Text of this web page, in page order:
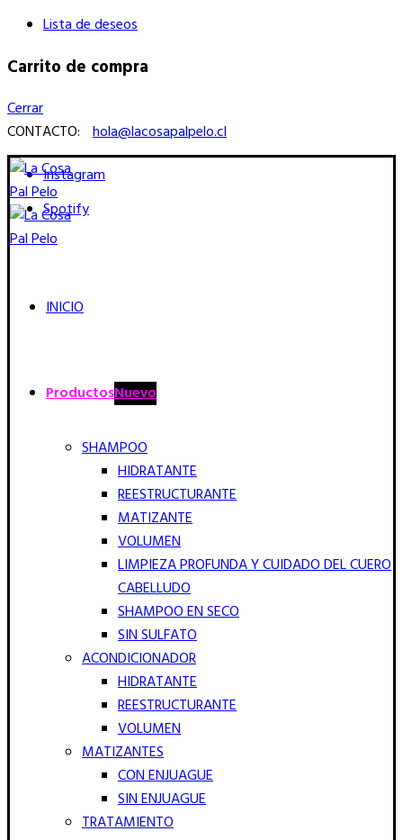
Lista de deseos
Carrito de compra
Cerrar
CONTACTO: hola@lacosapalpelo.cl
Instagram
Spotify
INICIO
ProductosNuevo
SHAMPOO
HIDRATANTE
REESTRUCTURANTE
MATIZANTE
VOLUMEN
LIMPIEZA PROFUNDA Y CUIDADO DEL CUERO
CABELLUDO
SHAMPOO EN SECO
SIN SULFATO
ACONDICIONADOR
HIDRATANTE
REESTRUCTURANTE
VOLUMEN
MATIZANTES
CON ENJUAGUE
SIN ENJUAGUE
TRATAMIENTO